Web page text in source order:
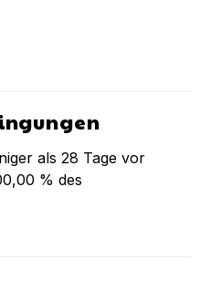
als 28 Tage vor
% des